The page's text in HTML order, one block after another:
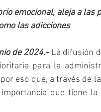
emocional, aleja a las
las adicciones
de 2024.- La difusión
para la
eso que, a través de
que tiene la